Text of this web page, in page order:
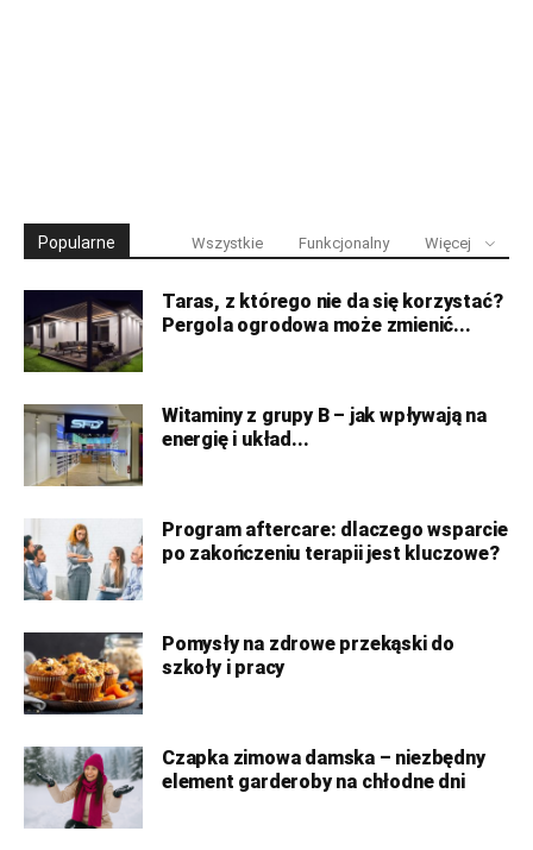
Popularne Wszystkie Funkcjonalny Więcej
Taras, z którego nie da się korzystać?
Pergola ogrodowa może zmienić...
Witaminy z grupy B – jak wpływają na
energię i układ...
Program aftercare: dlaczego wsparcie
po zakończeniu terapii jest kluczowe?
Pomysły na zdrowe przekąski do
szkoły i pracy
Czapka zimowa damska – niezbędny
element garderoby na chłodne dni